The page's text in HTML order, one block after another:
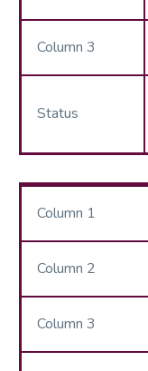
Column 3
Status
Column 1
Column 2
Column 3